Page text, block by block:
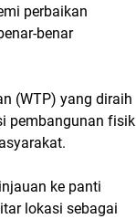
perbaikan
benar
(WTP) yang diraih
pembangunan fisik
ke panti
lokasi sebagai